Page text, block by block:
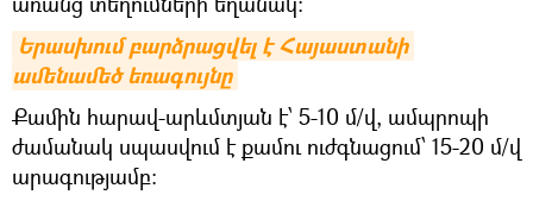
Երասխում բարձրացվել է Հայաստանի
ամենամեծ եռագույնը
Քամին հարավ-արևմտյան է՝ 5-10 մ/վ, ամպրոպի
ժամանակ սպասվում է քամու ուժգնացում՝ 15-20 մ/վ
արագությամբ: